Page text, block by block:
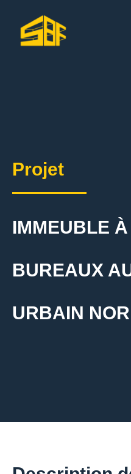
Projet
IMMEUBLE
BUREAUX
URBAIN